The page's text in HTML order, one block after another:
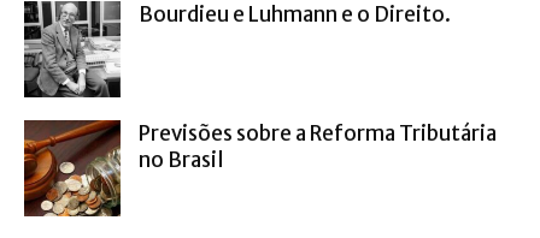
Bourdieu e Luhmann e o Direito.
Previsões sobre a Reforma Tributária
no Brasil